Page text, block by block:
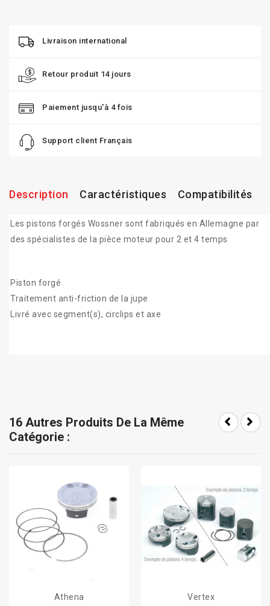
Livraison international
Retour produit 14 jours
Paiement jusqu'à 4 fois
Support client Français
Description Caractéristiques Compatibilités
Les pistons forgés Wossner sont fabriqués en Allemagne par
des spécialistes de la pièce moteur pour 2 et 4 temps
Piston forgé
Traitement anti-friction de la jupe
Livré avec segment(s), circlips et axe
16 Autres Produits De La Même
Catégorie :
Athena
Vertex